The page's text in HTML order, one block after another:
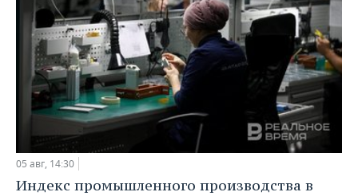
05 авг, 14:30
Индекс промышленного производства в